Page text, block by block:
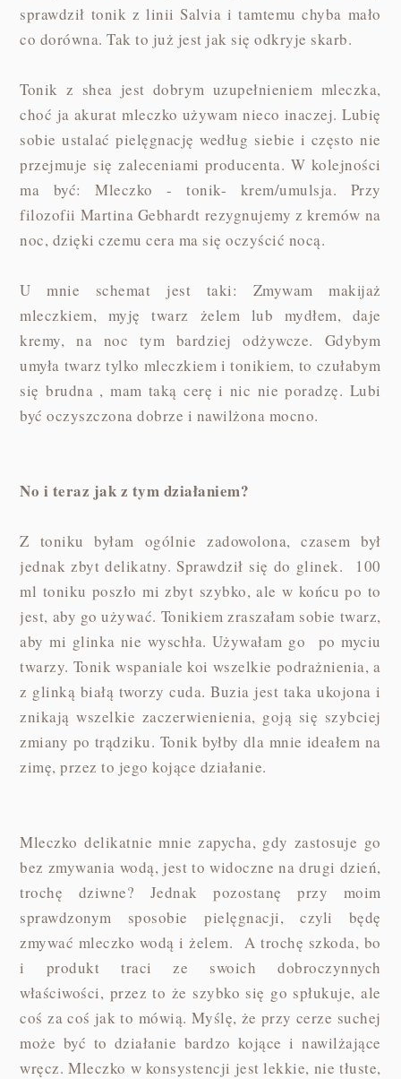
sprawdził tonik z linii Salvia i tamtemu chyba mało
co dorówna. Tak to już jest jak się odkryje skarb.
Tonik z shea jest dobrym uzupełnieniem mleczka,
choć ja akurat mleczko używam nieco inaczej. Lubię
sobie ustalać pielęgnację według siebie i często nie
przejmuje się zaleceniami producenta. W kolejności
ma być: Mleczko - tonik- krem/umulsja. Przy
filozofii Martina Gebhardt rezygnujemy z kremów na
noc, dzięki czemu cera ma się oczyścić nocą.
U mnie schemat jest taki: Zmywam makijaż
mleczkiem, myję twarz żelem lub mydłem, daje
kremy, na noc tym bardziej odżywcze. Gdybym
umyła twarz tylko mleczkiem i tonikiem, to czułabym
się brudna , mam taką cerę i nic nie poradzę. Lubi
być oczyszczona dobrze i nawilżona mocno.
No i teraz jak z tym działaniem?
Z toniku byłam ogólnie zadowolona, czasem był
jednak zbyt delikatny. Sprawdził się do glinek. 100
ml toniku poszło mi zbyt szybko, ale w końcu po to
jest, aby go używać. Tonikiem zraszałam sobie twarz,
aby mi glinka nie wyschła. Używałam go po myciu
twarzy. Tonik wspaniale koi wszelkie podrażnienia, a
z glinką białą tworzy cuda. Buzia jest taka ukojona i
znikają wszelkie zaczerwienienia, goją się szybciej
zmiany po trądziku. Tonik byłby dla mnie ideałem na
zimę, przez to jego kojące działanie.
Mleczko delikatnie mnie zapycha, gdy zastosuje go
bez zmywania wodą, jest to widoczne na drugi dzień,
trochę dziwne? Jednak pozostanę przy moim
sprawdzonym sposobie pielęgnacji, czyli będę
zmywać mleczko wodą i żelem. A trochę szkoda, bo
i produkt traci ze swoich dobroczynnych
właściwości, przez to że szybko się go spłukuje, ale
coś za coś jak to mówią. Myślę, że przy cerze suchej
może być to działanie bardzo kojące i nawilżające
wręcz. Mleczko w konsystencji jest lekkie, nie tłuste,